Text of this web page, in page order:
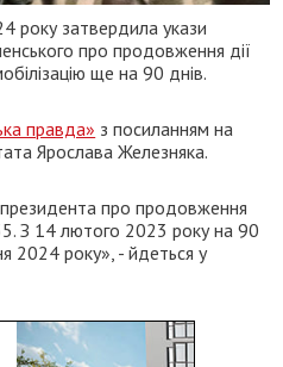
року затвердила укази
про продовження дії
ще на 90 днів.
правда» з посиланням на
Ярослава Железняка.
про продовження
З 14 лютого 2023 року на 90
2024 року», - йдеться у